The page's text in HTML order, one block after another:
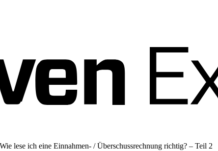
lese ich eine Einnahmen- / Überschussrechnung richtig? – Teil 2